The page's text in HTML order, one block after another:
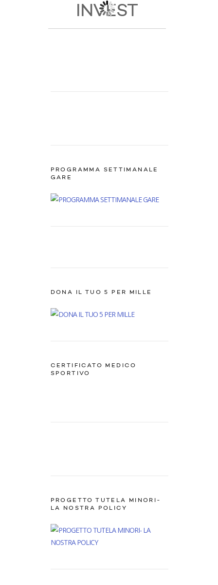
PROGRAMMA SETTIMANALE
GARE
DONA IL TUO 5 PER MILLE
CERTIFICATO MEDICO
SPORTIVO
PROGETTO TUTELA MINORI-
LA NOSTRA POLICY